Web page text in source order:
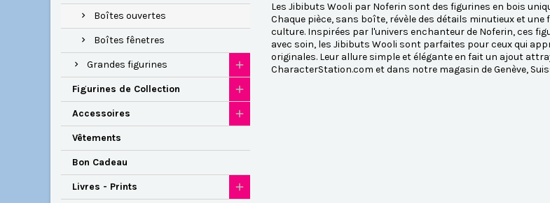
Boîtes ouvertes
Boîtes fênetres
Grandes figurines
Figurines de Collection
Accessoires
Vêtements
Bon Cadeau
Livres - Prints
Les Jibibuts Wooli par Noferin sont des figurines en bois
Chaque pièce, sans boîte, révèle des détails minutieux et
culture. Inspirées par l'univers enchanteur de Noferin, ces
avec soin, les Jibibuts Wooli sont parfaites pour ceux qui
originales. Leur allure simple et élégante en fait un ajout
CharacterStation.com et dans notre magasin de Genève,